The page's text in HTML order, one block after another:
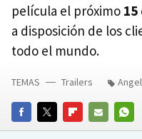
película el próximo
a disposición de los
todo el mundo.
FACEBOOKTWITTERFLIPBOARD
E-
TEMAS Trailers